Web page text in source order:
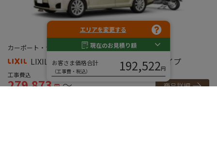
エリアを変更する
現在のお見積り額
お客さま価格合計
（工事費・税込） 192,522円
カーポート・サイクルポート カーポート
LIXIL カーポート ネスカF 1台用 延長タイプ
工事費込
279,873 円 ～ 商品詳細